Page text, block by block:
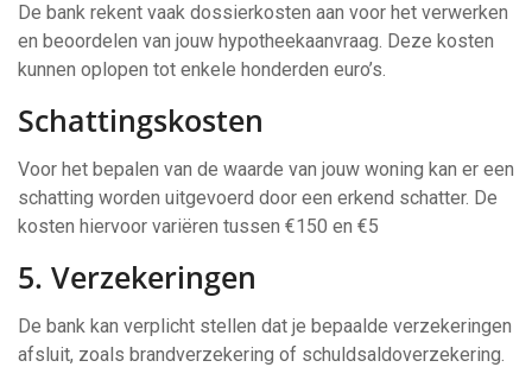
De bank rekent vaak dossierkosten aan voor het verwerken
en beoordelen van jouw hypotheekaanvraag. Deze kosten
kunnen oplopen tot enkele honderden euro’s.
Schattingskosten
Voor het bepalen van de waarde van jouw woning kan er een
schatting worden uitgevoerd door een erkend schatter. De
kosten hiervoor variëren tussen €150 en €5
5. Verzekeringen
De bank kan verplicht stellen dat je bepaalde verzekeringen
afsluit, zoals brandverzekering of schuldsaldoverzekering.